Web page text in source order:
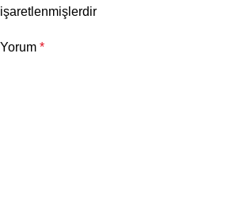
işaretlenmişlerdir
Yorum *